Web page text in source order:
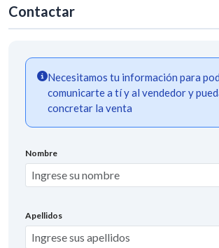
Contactar
Necesitamos tu información para
comunicarte a tí y al vendedor y
concretar la venta
Nombre
Apellidos